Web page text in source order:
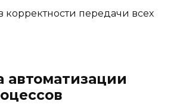
корректности передачи всех
автоматизации